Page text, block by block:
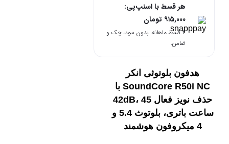
هر قسط با اسنپ‌پی:
۹۱۵,۰۰۰ تومان
۴ قسط ماهانه. بدون سود، چک و
ضامن.
هدفون بلوتوثی انکر
SoundCore R50i NC با
حذف نویز فعال 42dB، 45
ساعت باتری، بلوتوث 5.4 و
4 میکروفون هوشمند